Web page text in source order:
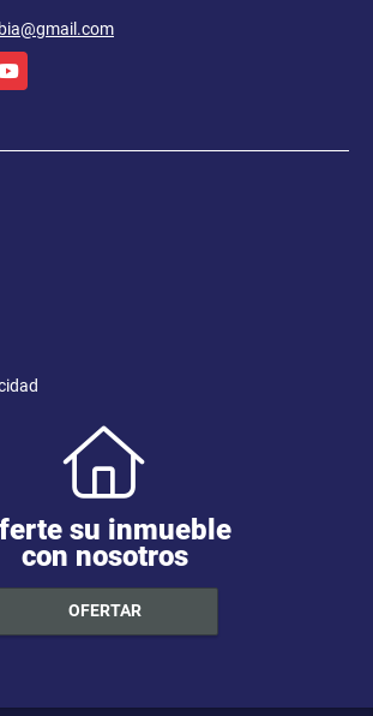
su inmueble
con nosotros
OFERTAR